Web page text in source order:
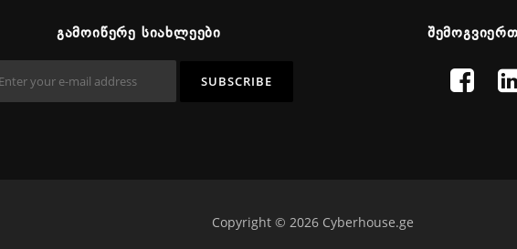
ᲒᲐᲛᲝᲘᲬᲔᲠᲔ ᲡᲘᲐᲮᲚᲔᲔᲑᲘ
Copyright © 2026 Cyberhouse.ge